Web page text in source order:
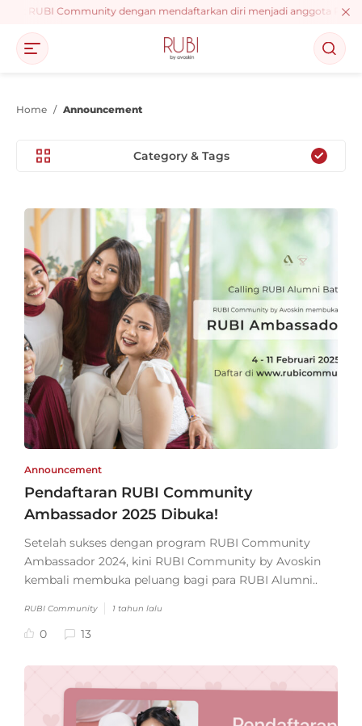
RUBI Community dengan mendaftarkan diri menjadi anggota
Home / Announcement
Category & Tags
Announcement
Pendaftaran RUBI Community
Ambassador 2025 Dibuka!
Setelah sukses dengan program RUBI Community
Ambassador 2024, kini RUBI Community by Avoskin
kembali membuka peluang bagi para RUBI Alumni..
RUBI Community 1 tahun lalu
0 13